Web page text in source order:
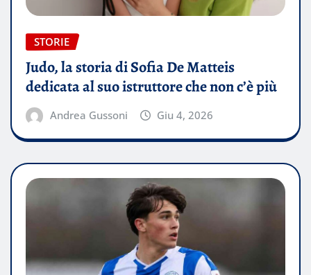
STORIE
Judo, la storia di Sofia De Matteis
dedicata al suo istruttore che non c’è più
Andrea Gussoni Giu 4, 2026